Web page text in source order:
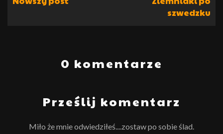
szwedzku
0 komentarze
Prześlij komentarz
Miło że mnie odwiedziłeś....zostaw po sobie ślad.